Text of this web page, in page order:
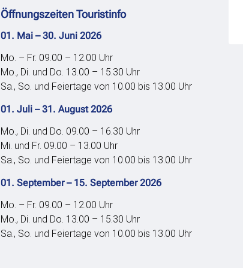
Öffnungszeiten Touristinfo
01. Mai – 30. Juni 2026
Mo. – Fr. 09.00 – 12.00 Uhr
Mo., Di. und Do. 13.00 – 15.30 Uhr
Sa., So. und Feiertage von 10.00 bis 13.00 Uhr
01. Juli – 31. August 2026
Mo., Di. und Do. 09.00 – 16.30 Uhr
Mi. und Fr. 09.00 – 13.00 Uhr
Sa., So. und Feiertage von 10.00 bis 13.00 Uhr
01. September – 15. September 2026
Mo. – Fr. 09.00 – 12.00 Uhr
Mo., Di. und Do. 13.00 – 15.30 Uhr
Sa., So. und Feiertage von 10.00 bis 13.00 Uhr